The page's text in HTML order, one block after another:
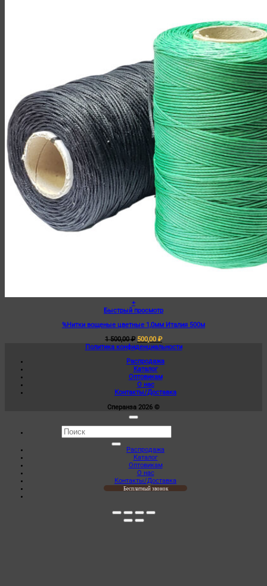
+
Этот
имеет
вариаций.
Опции
выбрать
странице
товара.
Быстрый просмотр
%Нитки вощеные цветные 1,0мм Италия 500м
1 500,00₽ Первоначальная
цена
1
500,00 ₽.
500,00 ₽Текущая
цена:
Политика конфиденциальности
Распродажа
Каталог
Оптовикам
О нас
Контакты/Доставка
Сперанза 2026 ©
Искать:
Распродажа
Каталог
Оптовикам
О нас
Контакты/Доставка
Бесплатный звонок